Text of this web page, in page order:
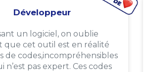
Développeur
un logiciel, on oublie
que cet outil est en réalité
de codes,incompréhensibles
n’est pas expert. Ces codes